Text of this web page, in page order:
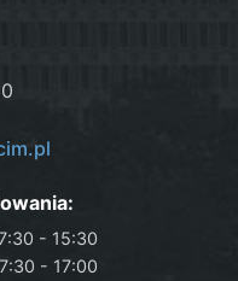
- 15:30
7:30 - 17:00